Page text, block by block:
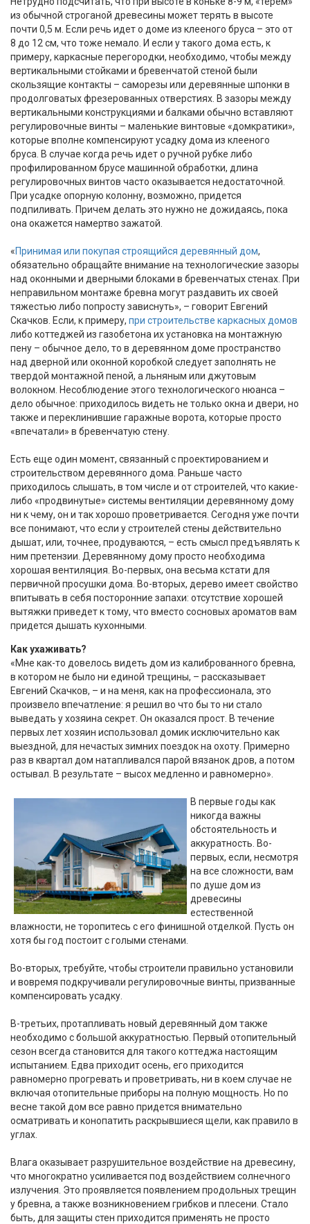
из обычной строганой древесины может терять в высоте
почти 0,5 м. Если речь идет о доме из клееного бруса – это от
8 до 12 см, что тоже немало. И если у такого дома есть, к
примеру, каркасные перегородки, необходимо, чтобы между
вертикальными стойками и бревенчатой стеной были
скользящие контакты – саморезы или деревянные шпонки в
продолговатых фрезерованных отверстиях. В зазоры между
вертикальными конструкциями и балками обычно вставляют
регулировочные винты – маленькие винтовые «домкратики»,
которые вполне компенсируют усадку дома из клееного
бруса. В случае когда речь идет о ручной рубке либо
профилированном брусе машинной обработки, длина
регулировочных винтов часто оказывается недостаточной.
При усадке опорную колонну, возможно, придется
подпиливать. Причем делать это нужно не дожидаясь, пока
она окажется намертво зажатой.
«Принимая или покупая строящийся деревянный дом,
обязательно обращайте внимание на технологические зазоры
над оконными и дверными блоками в бревенчатых стенах. При
неправильном монтаже бревна могут раздавить их своей
тяжестью либо попросту зависнуть», – говорит Евгений
Скачков. Если, к примеру, при строительстве каркасных домов
либо коттеджей из газобетона их установка на монтажную
пену – обычное дело, то в деревянном доме пространство
над дверной или оконной коробкой следует заполнять не
твердой монтажной пеной, а льняным или джутовым
волокном. Несоблюдение этого технологического нюанса –
дело обычное: приходилось видеть не только окна и двери, но
также и переклинившие гаражные ворота, которые просто
«впечатали» в бревенчатую стену.
Есть еще один момент, связанный с проектированием и
строительством деревянного дома. Раньше часто
приходилось слышать, в том числе и от строителей, что какие-
либо «продвинутые» системы вентиляции деревянному дому
ни к чему, он и так хорошо проветривается. Сегодня уже почти
все понимают, что если у строителей стены действительно
дышат, или, точнее, продуваются, – есть смысл предъявлять к
ним претензии. Деревянному дому просто необходима
хорошая вентиляция. Во-первых, она весьма кстати для
первичной просушки дома. Во-вторых, дерево имеет свойство
впитывать в себя посторонние запахи: отсутствие хорошей
вытяжки приведет к тому, что вместо сосновых ароматов вам
придется дышать кухонными.
Как ухаживать?
«Мне как-то довелось видеть дом из калиброванного бревна,
в котором не было ни единой трещины, – рассказывает
Евгений Скачков, – и на меня, как на профессионала, это
произвело впечатление: я решил во что бы то ни стало
выведать у хозяина секрет. Он оказался прост. В течение
первых лет хозяин использовал домик исключительно как
выездной, для нечастых зимних поездок на охоту. Примерно
раз в квартал дом натапливался парой вязанок дров, а потом
остывал. В результате – высох медленно и равномерно».
В первые годы как
никогда важны
обстоятельность и
аккуратность. Во-
первых, если, несмотря
на все сложности, вам
по душе дом из
древесины
естественной
влажности, не торопитесь с его финишной отделкой. Пусть он
хотя бы год постоит с голыми стенами.
Во-вторых, требуйте, чтобы строители правильно установили
и вовремя подкручивали регулировочные винты, призванные
компенсировать усадку.
В-третьих, протапливать новый деревянный дом также
необходимо с большой аккуратностью. Первый отопительный
сезон всегда становится для такого коттеджа настоящим
испытанием. Едва приходит осень, его приходится
равномерно прогревать и проветривать, ни в коем случае не
включая отопительные приборы на полную мощность. Но по
весне такой дом все равно придется внимательно
осматривать и конопатить раскрывшиеся щели, как правило в
углах.
Влага оказывает разрушительное воздействие на древесину,
что многократно усиливается под воздействием солнечного
излучения. Это проявляется появлением продольных трещин
у бревна, а также возникновением грибков и плесени. Стало
быть, для защиты стен приходится применять не просто